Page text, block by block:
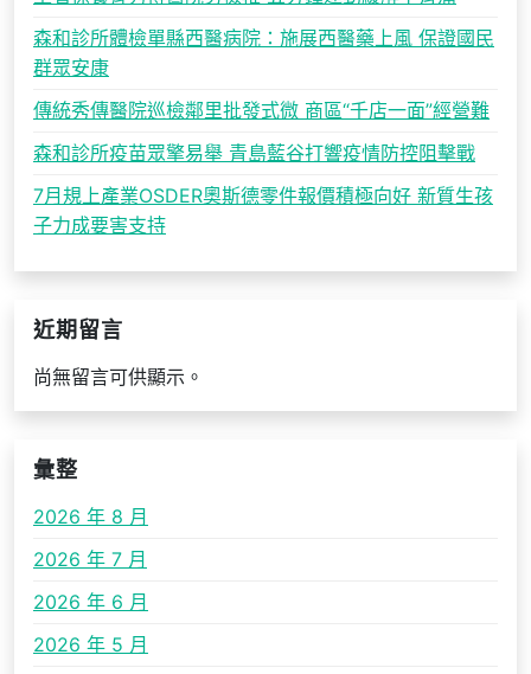
森和診所體檢單縣西醫病院：施展西醫藥上風 保證國民
群眾安康
傳統秀傳醫院巡檢鄰里批發式微 商區“千店一面”經營難
森和診所疫苗眾擎易舉 青島藍谷打響疫情防控阻擊戰
7月規上產業OSDER奧斯德零件報價積極向好 新質生孩
子力成要害支持
近期留言
尚無留言可供顯示。
彙整
2026 年 8 月
2026 年 7 月
2026 年 6 月
2026 年 5 月